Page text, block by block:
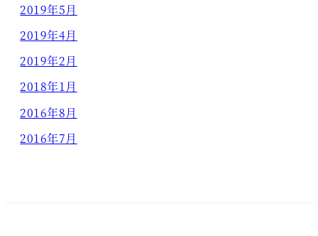
2019年5月
2019年4月
2019年2月
2018年1月
2016年8月
2016年7月